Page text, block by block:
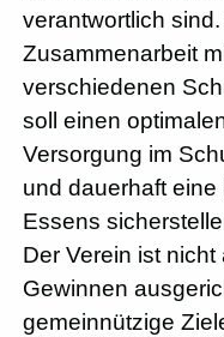
verantwortlich
Zusammenarbeit
verschiedenen
soll einen
Versorgung im
und dauerhaft
Essens
Der Verein ist
Gewinnen
gemeinnützige